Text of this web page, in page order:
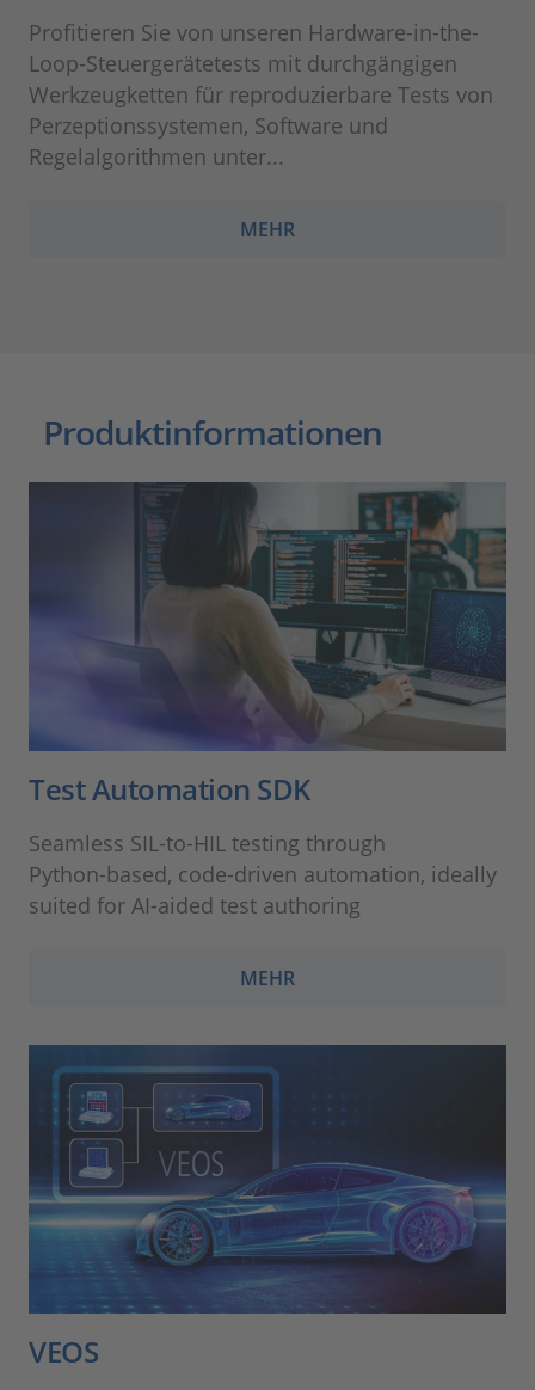
Profitieren Sie von unseren Hardware-in-the-
Loop-Steuergerätetests mit durchgängigen
Werkzeugketten für reproduzierbare Tests von
Perzeptionssystemen, Software und
Regelalgorithmen unter...
MEHR
Produktinformationen
Test Automation SDK
Seamless SIL‑to‑HIL testing through
Python‑based, code‑driven automation, ideally
suited for AI‑aided test authoring
MEHR
VEOS